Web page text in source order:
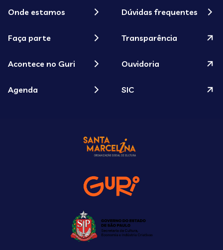
Onde estamos
Faça parte
Acontece no Guri
Agenda
Dúvidas frequentes
Transparência
Ouvidoria
SIC